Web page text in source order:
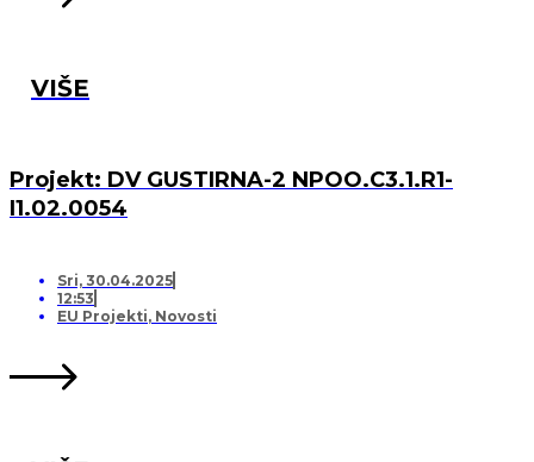
VIŠE
Projekt: DV GUSTIRNA-2 NPOO.C3.1.R1-
I1.02.0054
Sri, 30.04.2025
12:53
EU Projekti, Novosti